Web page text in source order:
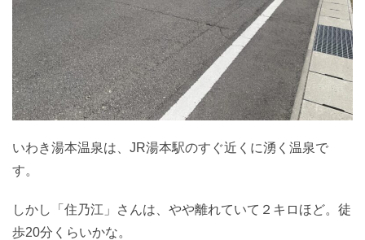
いわき湯本温泉は、JR湯本駅のすぐ近くに湧く温泉で
す。
しかし「住乃江」さんは、やや離れていて２キロほど。徒
歩20分くらいかな。